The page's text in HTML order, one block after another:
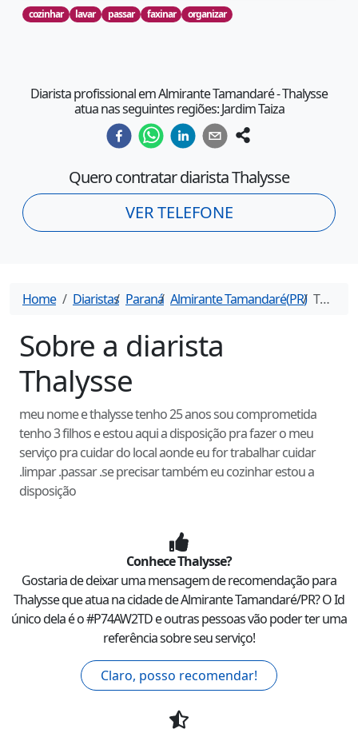
cozinhar lavar passar faxinar organizar
Diarista profissional em Almirante Tamandaré - Thalysse
atua nas seguintes regiões: Jardim Taiza
Quero contratar diaristaThalysse
VER TELEFONE
Home Diaristas Paraná Almirante Tamandaré(PR) Thalysse
Sobre a diarista
Thalysse
meu nome e thalysse tenho 25 anos sou comprometida
tenho 3 filhos e estou aqui a disposição pra fazer o meu
serviço pra cuidar do local aonde eu for trabalhar cuidar
.limpar .passar .se precisar também eu cozinhar estou a
disposição
ConheceThalysse?
Gostaria de deixar uma mensagem de recomendação para
Thalysseque atua na cidade deAlmirante Tamandaré/PR? O Id
único dela é o #P74AW2TDe outras pessoas vão poder ter uma
referência sobre seu serviço!
Claro, posso recomendar!